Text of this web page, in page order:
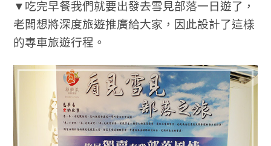
▼吃完早餐我們就要出發去雪見部落一日遊了，
老闆想將深度旅遊推廣給大家，因此設計了這樣
的專車旅遊行程。